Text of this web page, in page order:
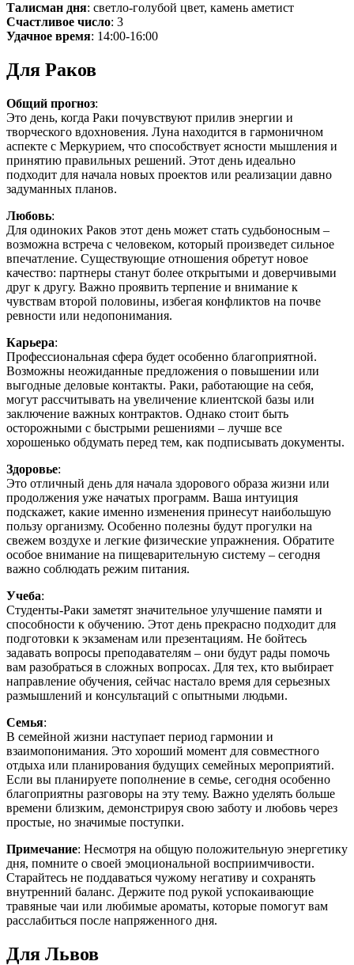
Талисман дня: светло-голубой цвет, камень аметист
Счастливое число: 3
Удачное время: 14:00-16:00
Для Раков
Общий прогноз:
Это день, когда Раки почувствуют прилив энергии и
творческого вдохновения. Луна находится в гармоничном
аспекте с Меркурием, что способствует ясности мышления и
принятию правильных решений. Этот день идеально
подходит для начала новых проектов или реализации давно
задуманных планов.
Любовь:
Для одиноких Раков этот день может стать судьбоносным –
возможна встреча с человеком, который произведет сильное
впечатление. Существующие отношения обретут новое
качество: партнеры станут более открытыми и доверчивыми
друг к другу. Важно проявить терпение и внимание к
чувствам второй половины, избегая конфликтов на почве
ревности или недопонимания.
Карьера:
Профессиональная сфера будет особенно благоприятной.
Возможны неожиданные предложения о повышении или
выгодные деловые контакты. Раки, работающие на себя,
могут рассчитывать на увеличение клиентской базы или
заключение важных контрактов. Однако стоит быть
осторожными с быстрыми решениями – лучше все
хорошенько обдумать перед тем, как подписывать документы.
Здоровье:
Это отличный день для начала здорового образа жизни или
продолжения уже начатых программ. Ваша интуиция
подскажет, какие именно изменения принесут наибольшую
пользу организму. Особенно полезны будут прогулки на
свежем воздухе и легкие физические упражнения. Обратите
особое внимание на пищеварительную систему – сегодня
важно соблюдать режим питания.
Учеба:
Студенты-Раки заметят значительное улучшение памяти и
способности к обучению. Этот день прекрасно подходит для
подготовки к экзаменам или презентациям. Не бойтесь
задавать вопросы преподавателям – они будут рады помочь
вам разобраться в сложных вопросах. Для тех, кто выбирает
направление обучения, сейчас настало время для серьезных
размышлений и консультаций с опытными людьми.
Семья:
В семейной жизни наступает период гармонии и
взаимопонимания. Это хороший момент для совместного
отдыха или планирования будущих семейных мероприятий.
Если вы планируете пополнение в семье, сегодня особенно
благоприятны разговоры на эту тему. Важно уделять больше
времени близким, демонстрируя свою заботу и любовь через
простые, но значимые поступки.
Примечание: Несмотря на общую положительную энергетику
дня, помните о своей эмоциональной восприимчивости.
Старайтесь не поддаваться чужому негативу и сохранять
внутренний баланс. Держите под рукой успокаивающие
травяные чаи или любимые ароматы, которые помогут вам
расслабиться после напряженного дня.
Для Львов